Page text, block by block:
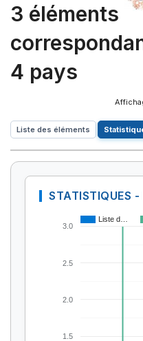
3 éléments
4 pays
Liste des éléments
STATISTIQUES -
Liste d…
1.5
2.0
2.5
3.0